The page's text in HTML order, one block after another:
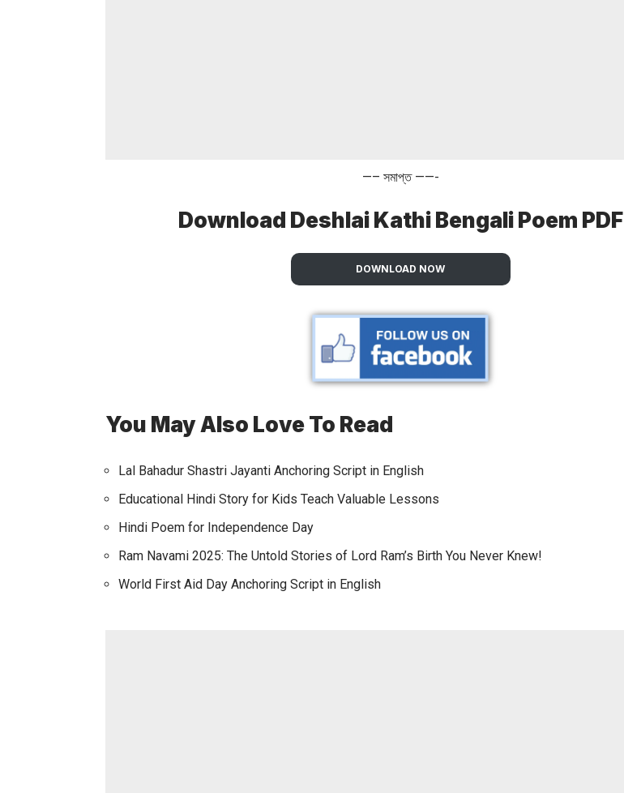
—– সমাপ্ত ——-
Download Deshlai Kathi Bengali Poem PDF
DOWNLOAD NOW
You May Also Love To Read
Lal Bahadur Shastri Jayanti Anchoring Script in English
Educational Hindi Story for Kids Teach Valuable Lessons
Hindi Poem for Independence Day
Ram Navami 2025: The Untold Stories of Lord Ram’s Birth You Never Knew!
World First Aid Day Anchoring Script in English